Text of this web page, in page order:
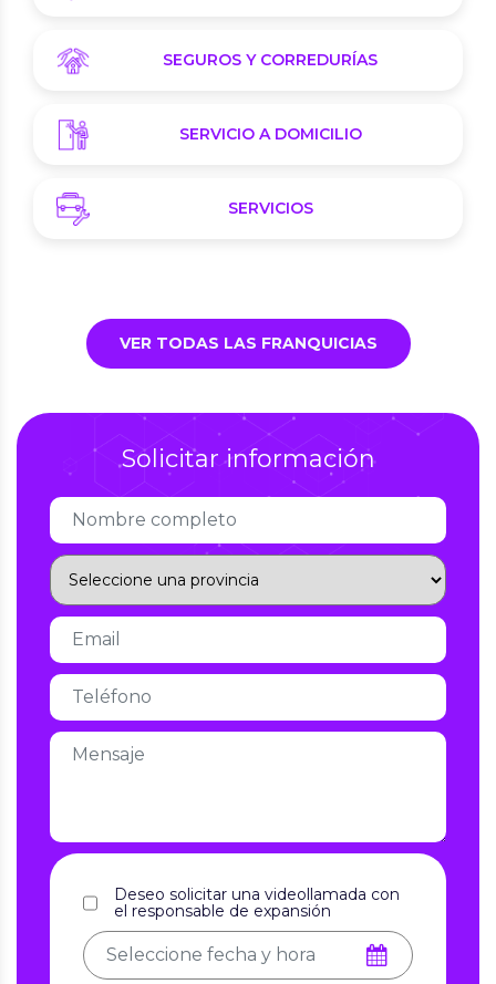
SEGUROS Y CORREDURÍAS
SERVICIO A DOMICILIO
SERVICIOS
VER TODAS LAS FRANQUICIAS
Solicitar información
Deseo solicitar una videollamada con
el responsable de expansión